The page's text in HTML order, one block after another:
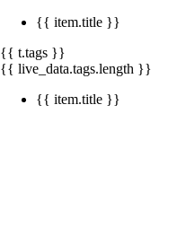
{{ item.title }}
{{ t.tags }}
{{ live_data.tags.length }}
{{ item.title }}